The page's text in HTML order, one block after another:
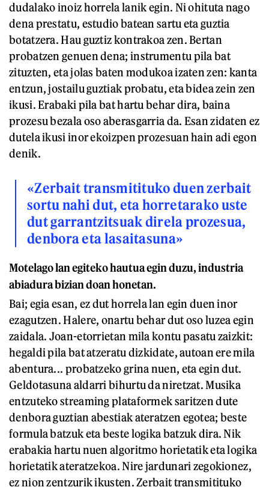
dudalako inoiz horrela lanik egin. Ni ohituta nago
dena prestatu, estudio batean sartu eta guztia
botatzera. Hau guztiz kontrakoa zen. Bertan
probatzen genuen dena; instrumentu pila bat
zituzten, eta jolas baten modukoa izaten zen: kanta
entzun, jostailu guztiak probatu, eta bidea zein zen
ikusi. Erabaki pila bat hartu behar dira, baina
prozesu bezala oso aberasgarria da. Esan zidaten ez
dutela ikusi inor ekoizpen prozesuan hain adi egon
denik.
«Zerbait transmitituko duen zerbait
sortu nahi dut, eta horretarako uste
dut garrantzitsuak direla prozesua,
denbora eta lasaitasuna»
Motelago lan egiteko hautua egin duzu, industria
abiadura bizian doan honetan.
Bai; egia esan, ez dut horrela lan egin duen inor
ezagutzen. Halere, onartu behar dut oso luzea egin
zaidala. Joan-etorrietan mila kontu pasatu zaizkit:
hegaldi pila bat atzeratu dizkidate, autoan ere mila
abentura... probatzeko grina nuen, eta egin dut.
Geldotasuna aldarri bihurtu da niretzat. Musika
entzuteko streaming plataformek saritzen dute
denbora guztian abestiak ateratzen egotea; beste
formula batzuk eta beste logika batzuk dira. Nik
erabakia hartu nuen algoritmo horietatik eta logika
horietatik ateratzekoa. Nire jardunari zegokionez,
ez nion zentzurik ikusten. Zerbait transmitituko